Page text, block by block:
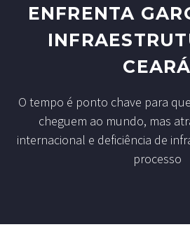
ENFRENTA
CEARÁ
O tempo é ponto chave para
cheguem ao mundo, mas
internacional e deficiência de
processo